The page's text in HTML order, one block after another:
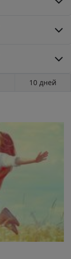
10 дней